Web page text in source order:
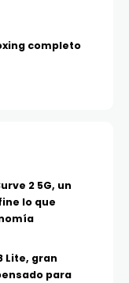
completo
2 5G, un
lo que
Lite, gran
para